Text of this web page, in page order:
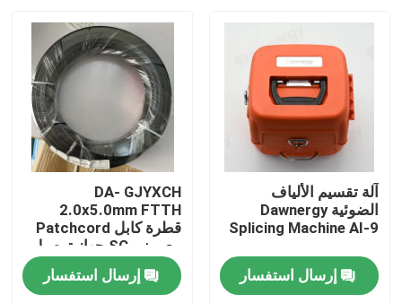
الصفحة الرئيسية
منتجات
آلة تقسيم الألياف
الضوئية Dawnergy
Splicing Machine AI-9
إرسال استفسار
DA- GJYXCH
2.0x5.0mm FTTH
قطرة كابل Patchcord
مع ميني SC جهاز توصيل
مضاد للماء والمتصل من
خلال الأنابيبإرسال استفسار